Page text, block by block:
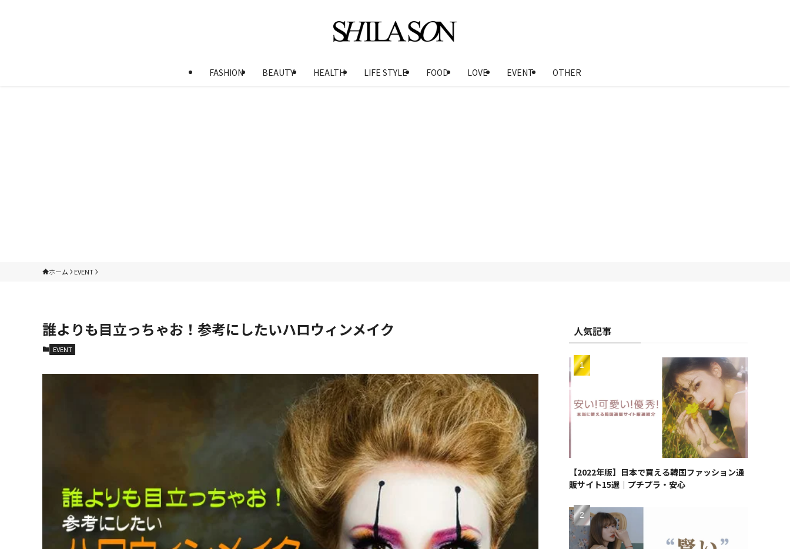
FASHION BEAUTY HEALTH LIFE STYLE FOOD LOVE EVENT OTHER
ホーム EVENT
誰よりも目立っちゃお！参考にしたいハロウィンメイク
EVENT
人気記事
【2022年版】日本で買える韓国ファッション通
販サイト15選｜プチプラ・安心